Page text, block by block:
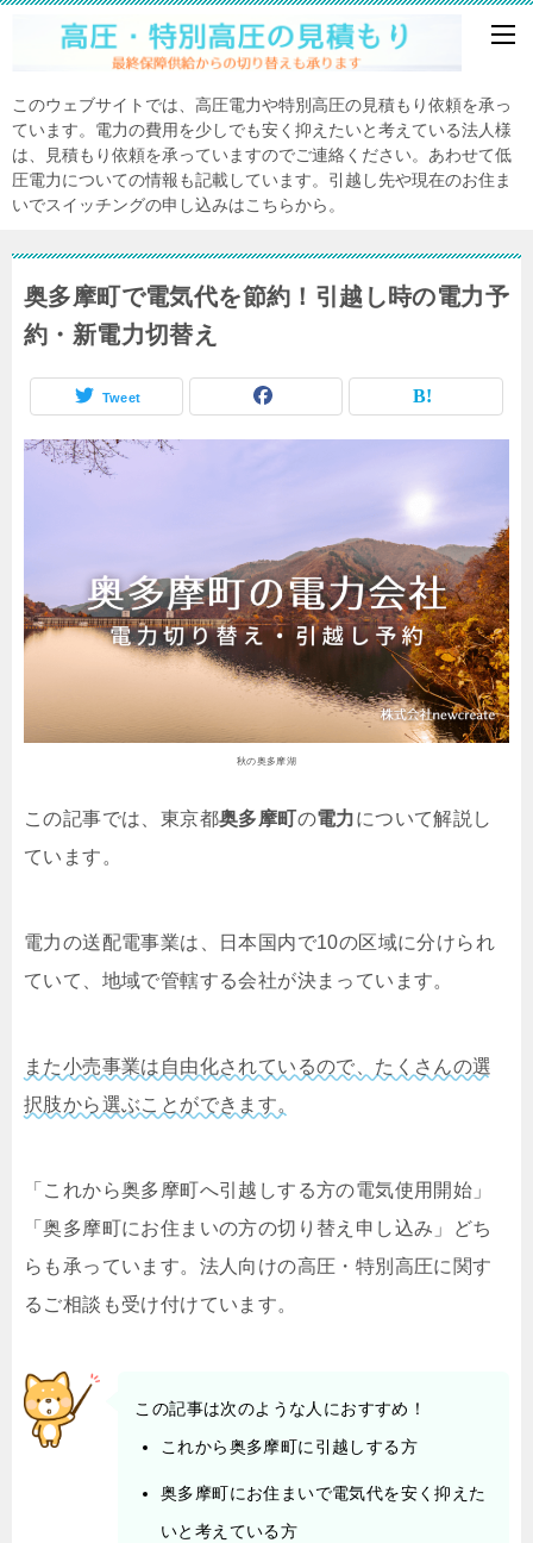
このウェブサイトでは、高圧電力や特別高圧の見積もり依頼を承っ
ています。電力の費用を少しでも安く抑えたいと考えている法人様
は、見積もり依頼を承っていますのでご連絡ください。あわせて低
圧電力についての情報も記載しています。引越し先や現在のお住ま
いでスイッチングの申し込みはこちらから。
奥多摩町で電気代を節約！引越し時の電力予
約・新電力切替え
Tweet
秋の奥多摩湖
この記事では、東京都奥多摩町 の電力について解説し
ています。
電力の送配電事業は、日本国内で10の区域に分けられ
ていて、地域で管轄する会社が決まっています。
また小売事業は自由化されているので、たくさんの選
択肢から選ぶことができます。
「これから奥多摩町へ引越しする方の電気使用開始」
「奥多摩町にお住まいの方の切り替え申し込み」どち
らも承っています。法人向けの高圧・特別高圧に関す
るご相談も受け付けています。
この記事は次のような人におすすめ！
これから奥多摩町に引越しする方
奥多摩町にお住まいで電気代を安く抑えた
いと考えている方